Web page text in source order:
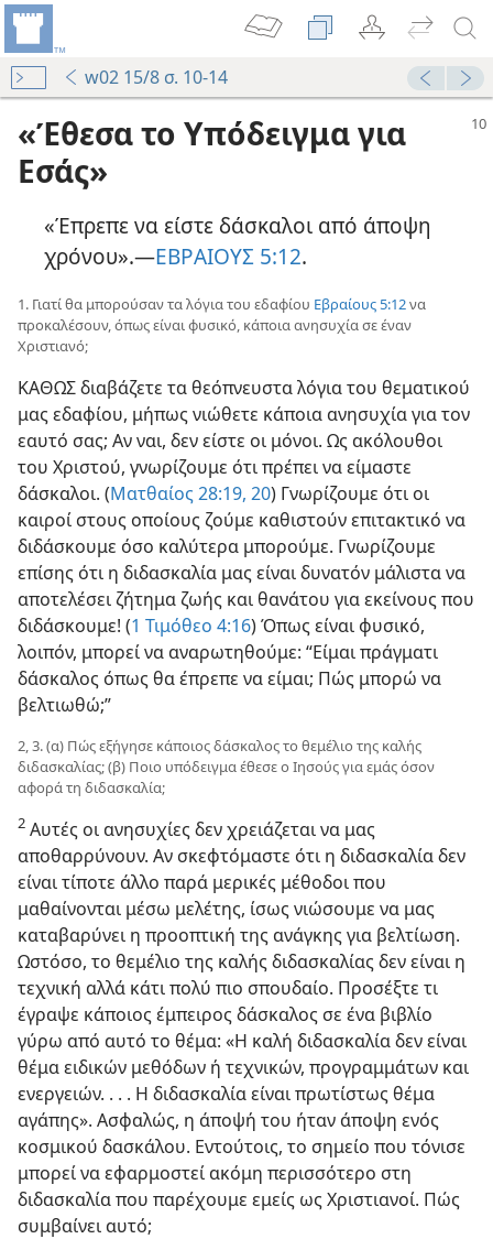
w02 15/8 σ. 10-14
«Έθεσα το Υπόδειγμα για
Εσάς»
«Έπρεπε να είστε δάσκαλοι από άποψη
χρόνου».​—ΕΒΡΑΙΟΥΣ 5:12.
1. Γιατί θα μπορούσαν τα λόγια του εδαφίου Εβραίους 5:12να
προκαλέσουν, όπως είναι φυσικό, κάποια ανησυχία σε έναν
Χριστιανό;
ΚΑΘΩΣ διαβάζετε τα θεόπνευστα λόγια του θεματικού
μας εδαφίου, μήπως νιώθετε κάποια ανησυχία για τον
εαυτό σας; Αν ναι, δεν είστε οι μόνοι. Ως ακόλουθοι
του Χριστού, γνωρίζουμε ότι πρέπει να είμαστε
δάσκαλοι. (Ματθαίος 28:19, 20) Γνωρίζουμε ότι οι
καιροί στους οποίους ζούμε καθιστούν επιτακτικό να
διδάσκουμε όσο καλύτερα μπορούμε. Γνωρίζουμε
επίσης ότι η διδασκαλία μας είναι δυνατόν μάλιστα να
αποτελέσει ζήτημα ζωής και θανάτου για εκείνους που
διδάσκουμε! (1 Τιμόθεο 4:16) Όπως είναι φυσικό,
λοιπόν, μπορεί να αναρωτηθούμε: “Είμαι πράγματι
δάσκαλος όπως θα έπρεπε να είμαι; Πώς μπορώ να
βελτιωθώ;”
2, 3. (α) Πώς εξήγησε κάποιος δάσκαλος το θεμέλιο της καλής
διδασκαλίας; (β) Ποιο υπόδειγμα έθεσε ο Ιησούς για εμάς όσον
αφορά τη διδασκαλία;
2 Αυτές οι ανησυχίες δεν χρειάζεται να μας
αποθαρρύνουν. Αν σκεφτόμαστε ότι η διδασκαλία δεν
είναι τίποτε άλλο παρά μερικές μέθοδοι που
μαθαίνονται μέσω μελέτης, ίσως νιώσουμε να μας
καταβαρύνει η προοπτική της ανάγκης για βελτίωση.
Ωστόσο, το θεμέλιο της καλής διδασκαλίας δεν είναι η
τεχνική αλλά κάτι πολύ πιο σπουδαίο. Προσέξτε τι
έγραψε κάποιος έμπειρος δάσκαλος σε ένα βιβλίο
γύρω από αυτό το θέμα: «Η καλή διδασκαλία δεν είναι
θέμα ειδικών μεθόδων ή τεχνικών, προγραμμάτων και
ενεργειών. . . . Η διδασκαλία είναι πρωτίστως θέμα
αγάπης». Ασφαλώς, η άποψή του ήταν άποψη ενός
κοσμικού δασκάλου. Εντούτοις, το σημείο που τόνισε
μπορεί να εφαρμοστεί ακόμη περισσότερο στη
διδασκαλία που παρέχουμε εμείς ως Χριστιανοί. Πώς
συμβαίνει αυτό;